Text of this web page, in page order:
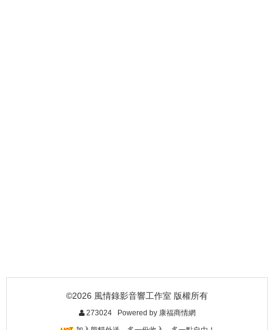
©2026 風情錄影音響工作室 版權所有
273024 Powered by 康福商情網